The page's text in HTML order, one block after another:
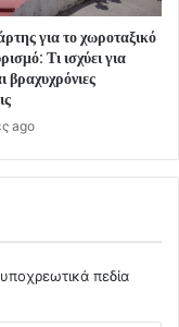
για το χωροταξικό
Τι ισχύει για
βραχυχρόνιες
ago
πεδία